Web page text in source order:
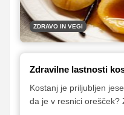
ZDRAVO IN VEGI
Zdravilne lastnosti
Kostanj je priljubljen
da je v resnici orešček?